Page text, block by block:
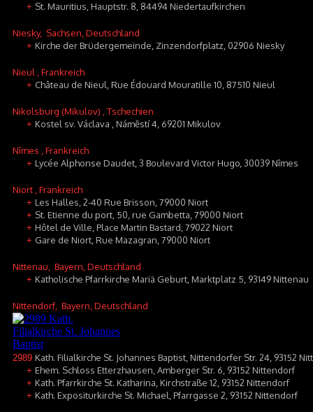
+ St. Mauritius, Hauptstr. 8, 84494 Niedertaufkirchen
Niesky, Sachsen, Deutschland
+ Kirche der Brüdergemeinde, Zinzendorfplatz, 02906 Niesky
Nieul , Frankreich
+ Château de Nieul, Rue Édouard Mouratille 10, 87510 Nieul
Nikolsburg (Mikulov) , Tschechien
+ Kostel sv. Václava , Náměstí 4, 69201 Mikulov
Nîmes , Frankreich
+ Lycée Alphonse Daudet, 3 Boulevard Victor Hugo, 30039 Nîmes
Niort , Frankreich
+ Les Halles, 2-40 Rue Brisson, 79000 Niort
+ St. Etienne du port, 50, rue Gambetta, 79000 Niort
+ Hôtel de Ville, Place Martin Bastard, 79022 Niort
+ Gare de Niort, Rue Mazagran, 79000 Niort
Nittenau , Bayern, Deutschland
+ Katholische Pfarrkirche Mariä Geburt, Marktplatz 5, 93149 Nittenau
Nittendorf , Bayern, Deutschland
2989 Kath. Filialkirche St. Johannes Baptist, Nittendorfer Str. 24, 93152
+ Ehem. Schloss Etterzhausen, Amberger Str. 6, 93152 Nittendorf
+ Kath. Pfarrkirche St. Katharina, Kirchstraße 12, 93152 Nittendorf
+ Kath. Expositurkirche St. Michael, Pfarrgasse 2, 93152 Nittendorf